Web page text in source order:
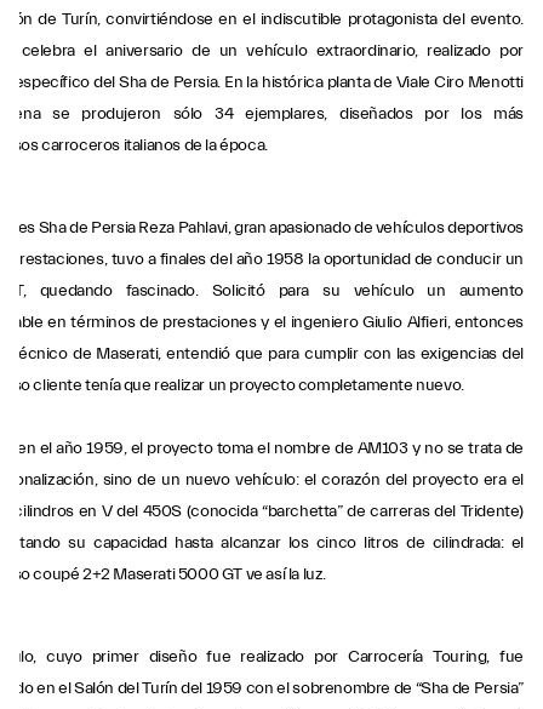
de Turín, convirtiéndose en el indiscutible protagonista del evento.
celebra el aniversario de un vehículo extraordinario, realizado por
específico del Sha de Persia. En la histórica planta de Viale Ciro Menotti
se produjeron sólo 34 ejemplares, diseñados por los más
carroceros italianos de la época.
Sha de Persia Reza Pahlavi, gran apasionado de vehículos deportivos
prestaciones, tuvo a finales del año 1958 la oportunidad de conducir un
quedando fascinado. Solicitó para su vehículo un aumento
en términos de prestaciones y el ingeniero Giulio Alfieri, entonces
técnico de Maserati, entendió que para cumplir con las exigencias del
cliente tenía que realizar un proyecto completamente nuevo.
en el año 1959, el proyecto toma el nombre de AM103 y no se trata de
sino de un nuevo vehículo: el corazón del proyecto era el
cilindros en V del 450S (conocida “barchetta” de carreras del Tridente)
su capacidad hasta alcanzar los cinco litros de cilindrada: el
coupé 2+2 Maserati 5000 GT ve así la luz.
cuyo primer diseño fue realizado por Carrocería Touring, fue
en el Salón del Turín del 1959 con el sobrenombre de “Sha de Persia”